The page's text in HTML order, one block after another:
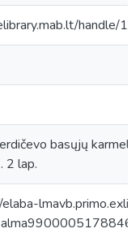
handle/1/
basųjų
2 lap.